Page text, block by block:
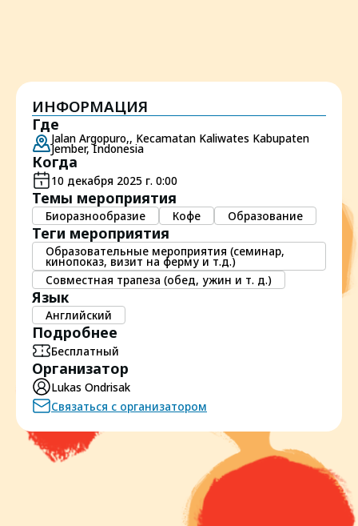
ИНФОРМАЦИЯ
Где
Jalan Argopuro,, Kecamatan Kaliwates Kabupaten
Jember, Indonesia
Когда
10 декабря 2025 г. 0:00
Темы мероприятия
Биоразнообразие Кофе Образование
Теги мероприятия
Образовательные мероприятия (семинар,
кинопоказ, визит на ферму и т.д.)
Совместная трапеза (обед, ужин и т. д.)
Язык
Английский
Подробнее
Бесплатный
Организатор
Lukas Ondrisak
Связаться с организатором